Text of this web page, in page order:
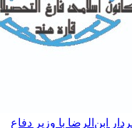
ابن‌الرضا با وزیر دفاع